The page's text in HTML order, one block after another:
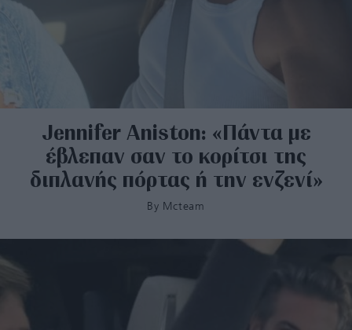
Jennifer Aniston: «Πάντα με
έβλεπαν σαν το κορίτσι της
διπλανής πόρτας ή την ενζενί»
By Mcteam